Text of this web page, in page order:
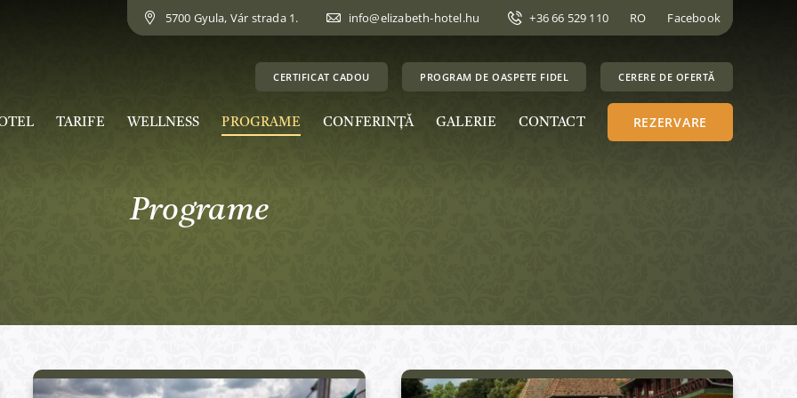
5700 Gyula, Vár strada 1. info@elizabeth-hotel.hu +36 66 529 110 RO Facebook
CERTIFICAT CADOU PROGRAM DE OASPETE FIDEL CERERE DE OFERTĂ
TARIFE WELLNESS PROGRAME CONFERINŢĂ GALERIE CONTACT REZERVARE
Programe